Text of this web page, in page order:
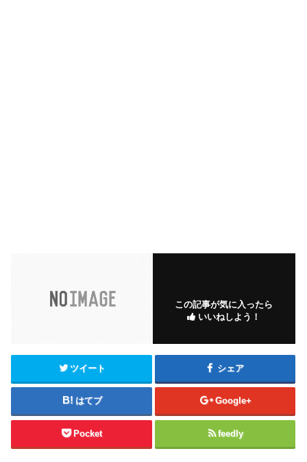
この記事が気に入ったら
いいねしよう！
ツイート シェア
はてブ Google+
Pocket feedly